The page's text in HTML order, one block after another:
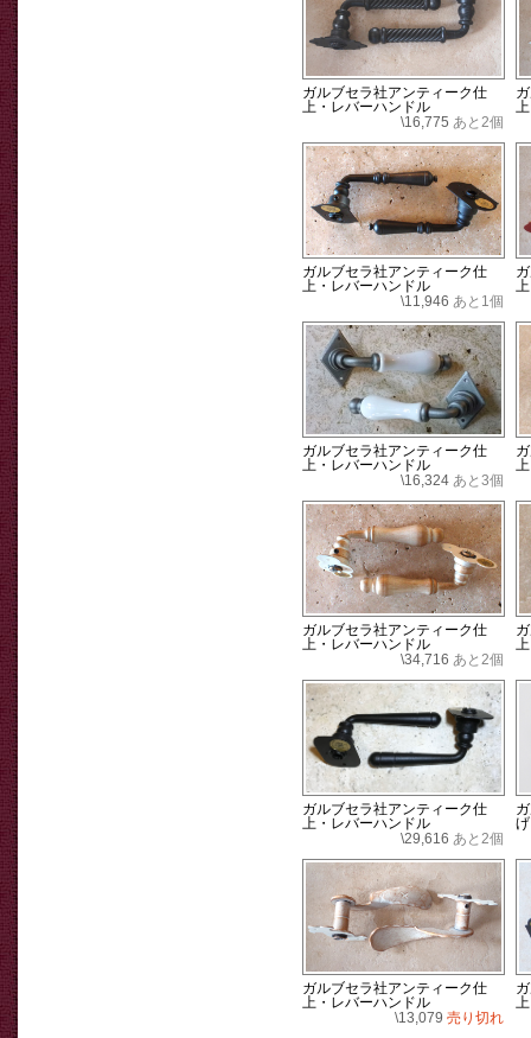
ガルブセラ社アンティーク仕
上・レバーハンドル
\16,775 あと2個
ガルブセラ社アンティーク仕
上・レバーハンドル
\11,946 あと1個
ガルブセラ社アンティーク仕
上・レバーハンドル
\16,324 あと3個
ガルブセラ社アンティーク仕
上・レバーハンドル
\34,716 あと2個
ガルブセラ社アンティーク仕
上・レバーハンドル
\29,616 あと2個
ガルブセラ社アンティーク仕
上・レバーハンドル
\13,079 売り切れ